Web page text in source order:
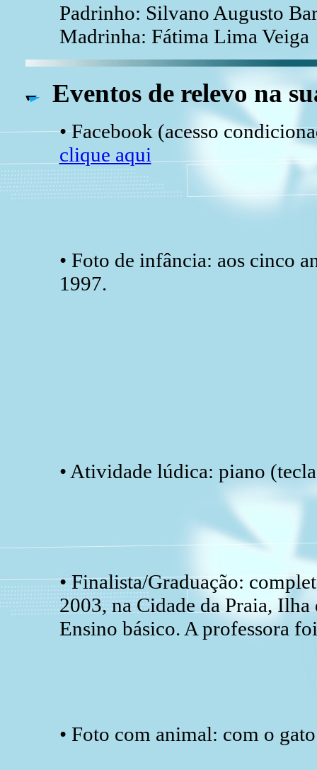
Padrinho: Silvano Augusto
Madrinha: Fátima Lima Veiga
Eventos de relevo na
• Facebook (acesso
clique aqui
• Foto de infância: aos cinco
1997.
• Atividade lúdica: piano
• Finalista/Graduação:
2003, na Cidade da Praia,
Ensino básico. A professora
• Foto com animal: com o